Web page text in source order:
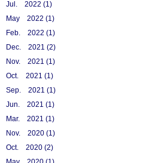
Jul. 2022 (1)
May 2022 (1)
Feb. 2022 (1)
Dec. 2021 (2)
Nov. 2021 (1)
Oct. 2021 (1)
Sep. 2021 (1)
Jun. 2021 (1)
Mar. 2021 (1)
Nov. 2020 (1)
Oct. 2020 (2)